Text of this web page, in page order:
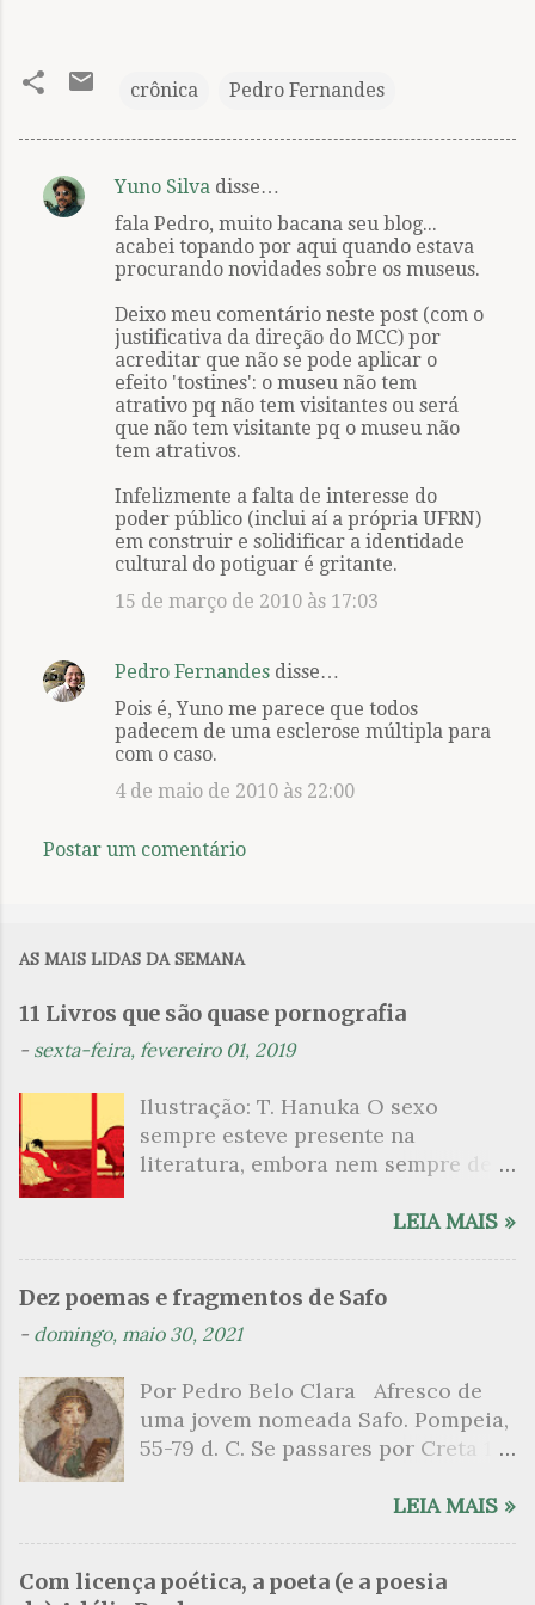
crônica Pedro Fernandes
C
Yuno Silva disse…
fala Pedro, muito bacana seu blog...
acabei topando por aqui quando estava
procurando novidades sobre os museus.
Deixo meu comentário neste post (com o
justificativa da direção do MCC) por
acreditar que não se pode aplicar o
efeito 'tostines': o museu não tem
atrativo pq não tem visitantes ou será
que não tem visitante pq o museu não
tem atrativos.
Infelizmente a falta de interesse do
poder público (inclui aí a própria UFRN)
em construir e solidificar a identidade
cultural do potiguar é gritante.
15 de março de 2010 às 17:03
Pedro Fernandes disse…
Pois é, Yuno me parece que todos
padecem de uma esclerose múltipla para
com o caso.
4 de maio de 2010 às 22:00
Postar um comentário
AS MAIS LIDAS DA SEMANA
11 Livros que são quase pornografia
- sexta-feira, fevereiro 01, 2019
Ilustração: T. Hanuka O sexo
sempre esteve presente na
literatura, embora nem sempre de
que mergulharam em sua própria
psicanalítico e findaram por revelar
a partir dessa intimidade o lado
apresenta um conjunto de livros
nos quais os escritores se
desnudam, livros que dispensam o
tom. Christine Angot, até o presente
uma romancista francesa quase
desconhecida no Brasil embora
tenha sido autora de um livro
LEIA MAIS »
Dez poemas e fragmentos de Safo
- domingo, maio 30, 2021
Por Pedro Belo Clara Afresco de
uma jovem nomeada Safo. Pompeia,
55-79 d. C. Se passares por Creta 1
grato é o pomar de macieiras e do
no meio dos ramos escorre a água,
LEIA MAIS »
Com licença poética, a poeta (e a poesia